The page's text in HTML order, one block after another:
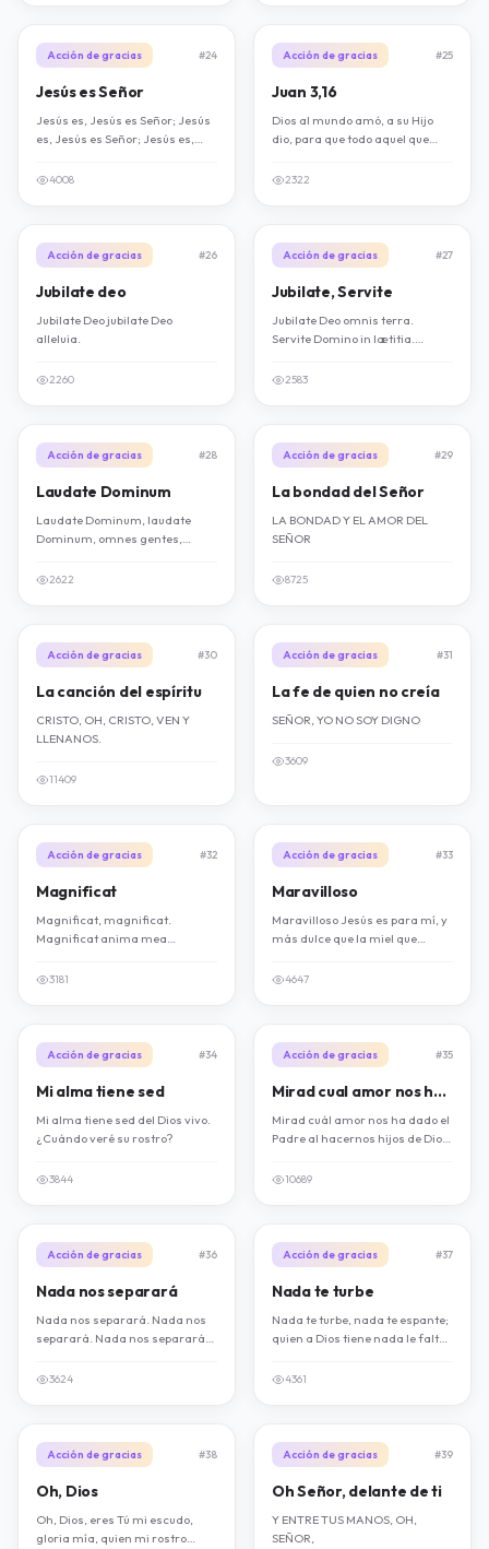
Acción de gracias #24
Jesús es Señor
Jesús es, Jesús es Señor; Jesús
es, Jesús es Señor; Jesús es,
4008
Acción de gracias #25
Juan 3,16
Dios al mundo amó, a su Hijo
dio, para que todo aquel que
tenga vida eterna.
2322
Acción de gracias #26
Jubilate deo
Jubilate Deo jubilate Deo
alleluia.
2260
Acción de gracias #27
Jubilate, Servite
Jubilate Deo omnis terra.
Servite Domino in lætitia.
Alleluia alleluia in lætitia.
2583
Acción de gracias #28
Laudate Dominum
Laudate Dominum, laudate
Dominum, omnes gentes,
laudate Dominum, omnes
2622
Acción de gracias #29
La bondad del Señor
LA BONDAD Y EL AMOR DEL
SEÑOR
8725
Acción de gracias #30
La canción del espíritu
CRISTO, OH, CRISTO, VEN Y
LLENANOS.
11409
Acción de gracias #31
La fe de quien no creía
SEÑOR, YO NO SOY DIGNO
3609
Acción de gracias #32
Magnificat
Magnificat, magnificat.
Magnificat anima mea
magnificat. Magnificat anima
3181
Acción de gracias #33
Maravilloso
Maravilloso Jesús es para mí, y
más dulce que la miel que
4647
Acción de gracias #34
Mi alma tiene sed
Mi alma tiene sed del Dios vivo.
¿Cuándo veré su rostro?
3844
Acción de gracias #35
Mirad cual amor nos ha dado el Padre
Mirad cuál amor nos ha dado el
Padre al hacernos hijos de Dios.
(2)10689
Acción de gracias #36
Nada nos separará
Nada nos separará. Nada nos
separará. Nada nos separará
3624
Acción de gracias #37
Nada te turbe
Nada te turbe, nada te espante;
quien a Dios tiene nada le falta.
sólo Dios basta.
4361
Acción de gracias #38
Oh, Dios
Oh, Dios, eres Tú mi escudo,
gloria mía, quien mi rostro
Acción de gracias #39
Oh Señor, delante de ti
Y ENTRE TUS MANOS, OH,
SEÑOR,